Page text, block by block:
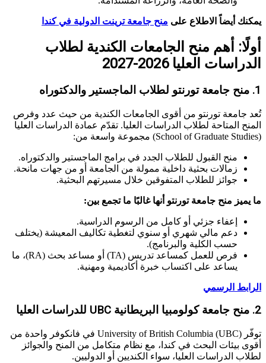
يمكنك أيضاً الاطلاع على منح جامعة ترينت الدولية في كندا
أولًا: أهم منح الجامعات الكندية لطلاب
الدراسات العليا 2026-2027
1. منح جامعة تورنتو لطلاب الماجستير والدكتوراه
تُعد جامعة تورنتو من أقوى الجامعات الكندية من حيث عدد وفرص
المنح المتاحة لطلاب الدراسات العليا. تقدّم عمادة الدراسات العليا
(School of Graduate Studies) مجموعة واسعة من:
منح القبول للطلاب الجدد في برامج الماجستير والدكتوراه.
زمالات بحثية داخلية ممولة من الجامعة أو من جهات مانحة.
جوائز للطلاب المتفوقين خلال مسيرتهم البحثية.
ما يميز منح جامعة تورنتو أنها غالبًا ما تجمع بين:
إعفاء جزئي أو كامل من الرسوم الدراسية.
دعم مالي شهري أو سنوي لتغطية تكاليف المعيشة (يختلف
حسب الكلية والبرنامج).
فرص للعمل كمساعد تدريس (TA) أو مساعد بحث (RA)، ما
يساعد على اكتساب خبرة أكاديمية ومهنية.
الرابط الرسمي
2. منح جامعة كولومبيا البريطانية UBC للدراسات العليا
توفّر University of British Columbia (UBC) في فانكوفر واحدة من
أقوى بيئات البحث في كندا، مع نظام متكامل من المنح والجوائز
لطلاب الدراسات العليا، سواء الكنديين أو الدوليين.